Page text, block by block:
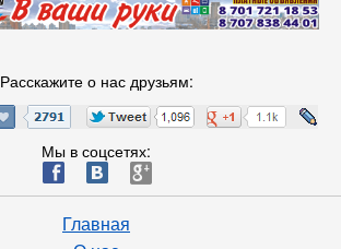
Расскажите о нас друзьям:
Мы в соцсетях:
ä æ è
Главная